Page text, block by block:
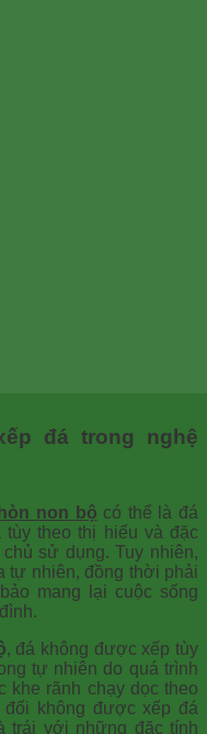
đá trong nghệ
hòn non bộ có thể là đá
theo thị hiếu và đặc
sử dụng. Tuy nhiên,
tự nhiên, đồng thời phải
mang lại cuộc sống
, đá không được xếp tùy
tự nhiên do quá trình
khe rãnh chạy dọc theo
đối không được xếp đá
trái với những đặc tính